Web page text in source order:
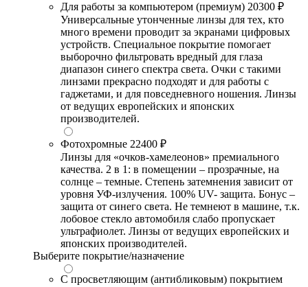
Для работы за компьютером (премиум) 20300 ₽
Универсальные утонченные линзы для тех, кто
много времени проводит за экранами цифровых
устройств. Специальное покрытие помогает
выборочно фильтровать вредный для глаза
диапазон синего спектра света. Очки с такими
линзами прекрасно подходят и для работы с
гаджетами, и для повседневного ношения. Линзы
от ведущих европейских и японских
производителей.
Фотохромные 22400 ₽
Линзы для «очков-хамелеонов» премиального
качества. 2 в 1: в помещении – прозрачные, на
солнце – темные. Степень затемнения зависит от
уровня УФ-излучения. 100% UV- защита. Бонус –
защита от синего света. Не темнеют в машине, т.к.
лобовое стекло автомобиля слабо пропускает
ультрафиолет. Линзы от ведущих европейских и
японских производителей.
Выберите покрытие/назначение
С просветляющим (антибликовым) покрытием